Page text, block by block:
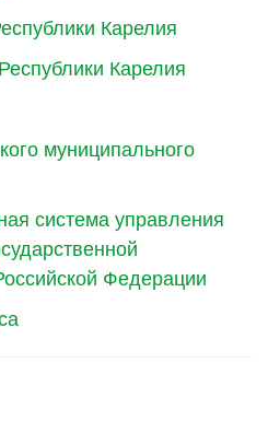
Карелия
Карелия
муниципального
система управления
Федерации